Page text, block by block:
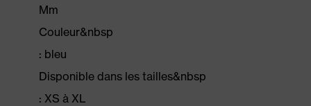
Mm
Couleur&nbsp
: bleu
Disponible dans les tailles&nbsp
: XS à XL